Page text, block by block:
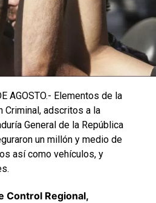
AGOSTO.- Elementos de la
Criminal, adscritos a la
General de la República
un millón y medio de
así como vehículos, y
Control Regional,